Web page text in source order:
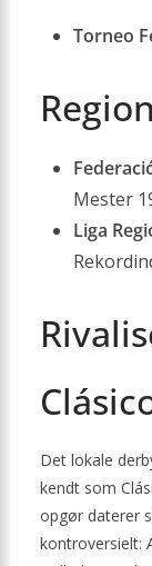
Torneo
Mester
Liga
Det lokale
kendt som
opgør daterer
kontroversielt: